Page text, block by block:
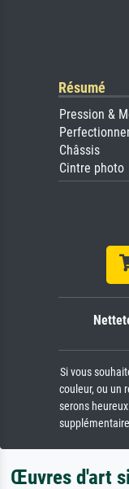
Résumé
Pression &
Châssis
Cintre photo
Si vous
couleur, ou un
serons
Œuvres d'art